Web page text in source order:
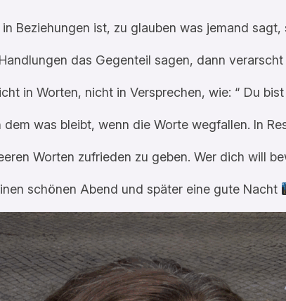
Beziehungen ist, zu glauben was jemand
das Gegenteil sagen, dann
in Worten, nicht in Versprechen, wie: “ Du
dem was bleibt, wenn die Worte wegfallen. In
Worten zufrieden zu geben. Wer dich will
schönen Abend und später eine gute Nacht